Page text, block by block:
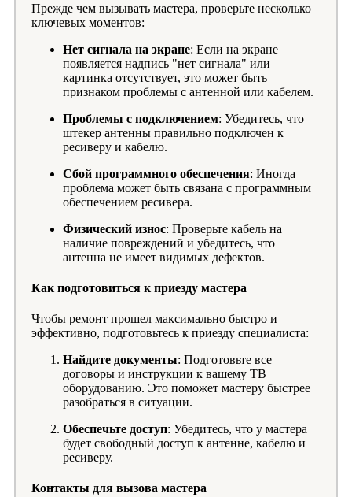
Прежде чем вызывать мастера, проверьте несколько
ключевых моментов:
Нет сигнала на экране: Если на экране
появляется надпись "нет сигнала" или
картинка отсутствует, это может быть
признаком проблемы с антенной или кабелем.
Проблемы с подключением: Убедитесь, что
штекер антенны правильно подключен к
ресиверу и кабелю.
Сбой программного обеспечения: Иногда
проблема может быть связана с программным
обеспечением ресивера.
Физический износ: Проверьте кабель на
наличие повреждений и убедитесь, что
антенна не имеет видимых дефектов.
Как подготовиться к приезду мастера
Чтобы ремонт прошел максимально быстро и
эффективно, подготовьтесь к приезду специалиста:
Найдите документы: Подготовьте все
договоры и инструкции к вашему ТВ
оборудованию. Это поможет мастеру быстрее
разобраться в ситуации.
Обеспечьте доступ: Убедитесь, что у мастера
будет свободный доступ к антенне, кабелю и
ресиверу.
Контакты для вызова мастера